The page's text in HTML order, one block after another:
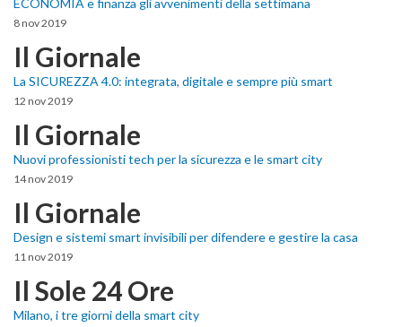
ECONOMIA e finanza gli avvenimenti della settimana
8 nov 2019
Il Giornale
La SICUREZZA 4.0: integrata, digitale e sempre più smart
12 nov 2019
Il Giornale
Nuovi professionisti tech per la sicurezza e le smart city
14 nov 2019
Il Giornale
Design e sistemi smart invisibili per difendere e gestire la casa
11 nov 2019
Il Sole 24 Ore
Milano, i tre giorni della smart city